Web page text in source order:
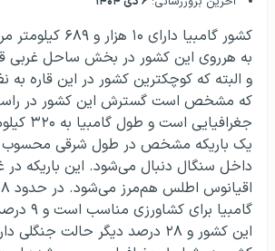
کشور گامبیا دارای
به هرروی این کشور در بخش ساحل غربی
و البته که کوچکترین کشور در این قاره به
که مشخص است گسترش این کشور در
یک باریکه مشخص در طول شرقی محسوب
داخل سنگال دنبال می‌شود. این باریکه در
گامبیا
این کشور و ۲۸ درصد دیگر حالت